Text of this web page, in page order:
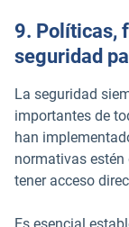
9. Políticas,
seguridad
La seguridad
importantes de
han
normativas
tener acceso